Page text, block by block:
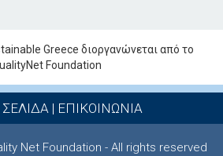
Greece διοργανώνεται από το
Foundation
| ΕΠΙΚΟΙΝΩΝΙΑ
Net Foundation - All rights reserved